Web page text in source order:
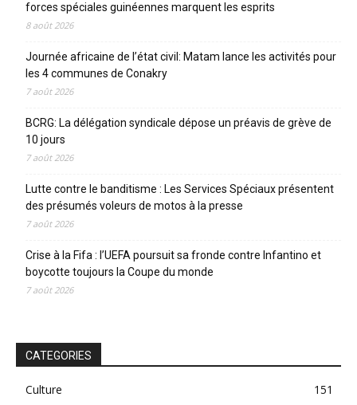
forces spéciales guinéennes marquent les esprits
8 août 2026
Journée africaine de l’état civil: Matam lance les activités pour
les 4 communes de Conakry
7 août 2026
BCRG: La délégation syndicale dépose un préavis de grève de
10 jours
7 août 2026
Lutte contre le banditisme : Les Services Spéciaux présentent
des présumés voleurs de motos à la presse
7 août 2026
Crise à la Fifa : l’UEFA poursuit sa fronde contre Infantino et
boycotte toujours la Coupe du monde
7 août 2026
CATEGORIES
Culture
151